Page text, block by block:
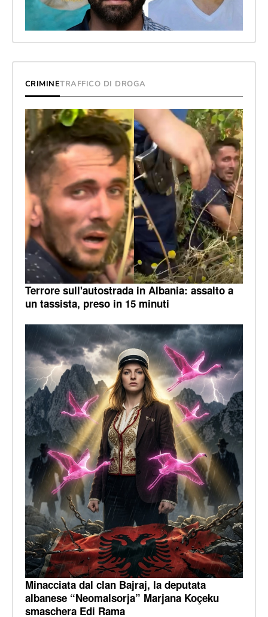
CRIMINETRAFFICO DI DROGA
Terrore sull'autostrada in Albania: assalto a
un tassista, preso in 15 minuti
Minacciata dal clan Bajraj, la deputata
albanese “Neomalsorja” Marjana Koçeku
smaschera Edi Rama